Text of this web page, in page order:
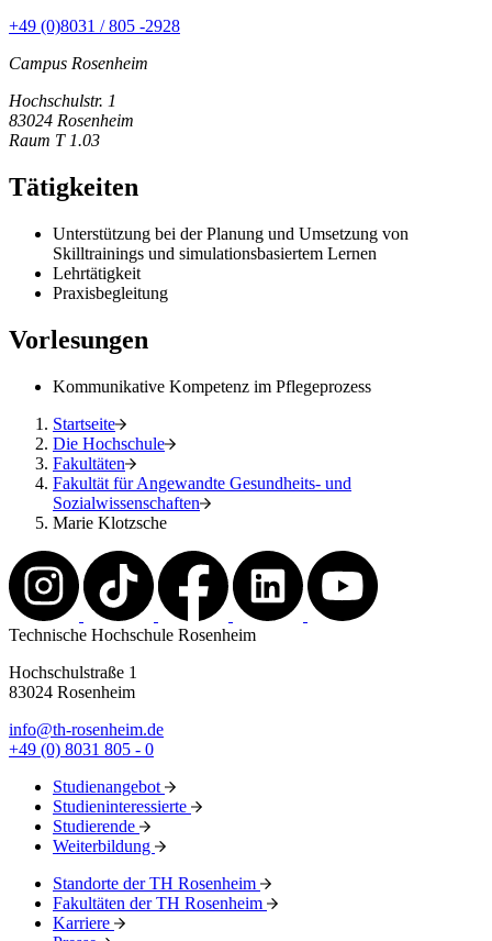
+49 (0)8031 / 805 -2928
Campus Rosenheim
Hochschulstr. 1
83024 Rosenheim
Raum T 1.03
Tätigkeiten
Unterstützung bei der Planung und Umsetzung von
Skilltrainings und simulationsbasiertem Lernen
Lehrtätigkeit
Praxisbegleitung
Vorlesungen
Kommunikative Kompetenz im Pflegeprozess
Startseite
Die Hochschule
Fakultäten
Fakultät für Angewandte Gesundheits- und
Sozialwissenschaften
Marie Klotzsche
Technische Hochschule Rosenheim
Hochschulstraße 1
83024 Rosenheim
info@th-rosenheim.de
+49 (0) 8031 805 - 0
Studienangebot
Studieninteressierte
Studierende
Weiterbildung
Standorte der TH Rosenheim
Fakultäten der TH Rosenheim
Karriere